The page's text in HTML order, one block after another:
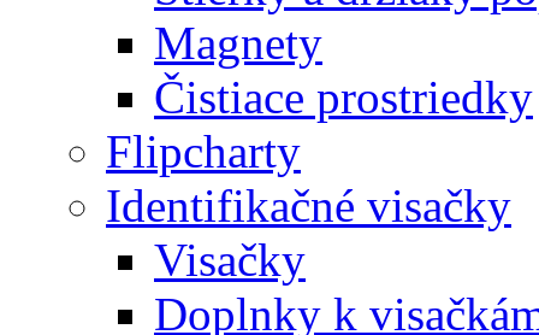
Magnety
Čistiace prostriedky
Flipcharty
Identifikačné visačky
Visačky
Doplnky k